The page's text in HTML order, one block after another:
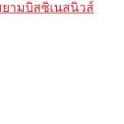
ยามบิสซิเนสนิวส์